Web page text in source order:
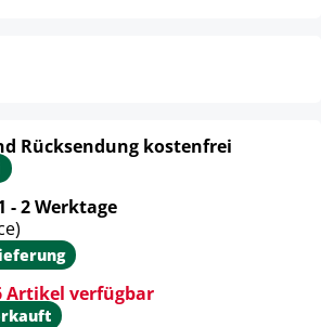
Rücksendung kostenfrei
- 2 Werktage
Artikel verfügbar